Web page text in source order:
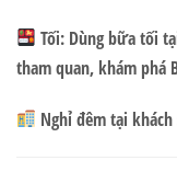
Tối: Dùng bữa tối
tham quan, khám phá
Nghỉ đêm tại